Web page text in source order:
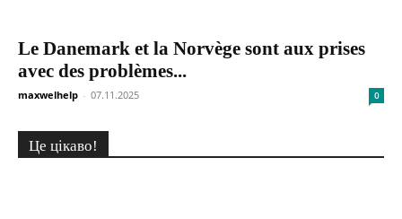
Le Danemark et la Norvège sont aux prises
avec des problèmes...
maxwelhelp - 07.11.2025 0
Це цікаво!